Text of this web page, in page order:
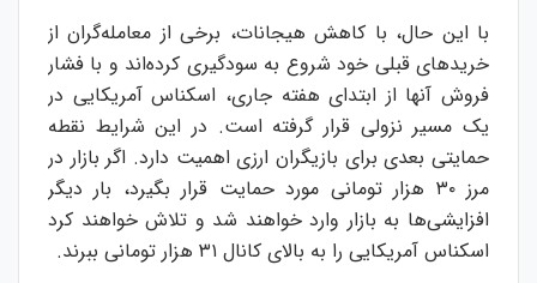
با این حال، با کاهش هیجانات، برخی از معامله‌گران از
خریدهای قبلی خود شروع به سودگیری کرده‌اند و با فشار
فروش آنها از ابتدای هفته جاری، اسکناس آمریکایی در
یک مسیر نزولی قرار گرفته است. در این شرایط نقطه
حمایتی بعدی برای بازیگران ارزی اهمیت دارد. اگر بازار در
مرز ۳۰ هزار تومانی مورد حمایت قرار بگیرد، بار دیگر
افزایشی‌ها به بازار وارد خواهند شد و تلاش خواهند کرد
اسکناس آمریکایی را به بالای کانال ۳۱ هزار تومانی ببرند.